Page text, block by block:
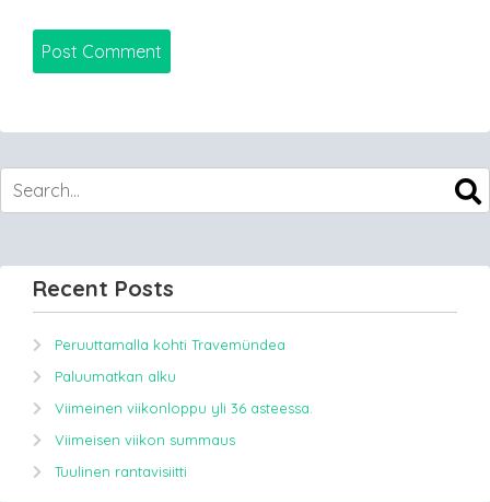
Recent Posts
Peruuttamalla kohti Travemündea
Paluumatkan alku
Viimeinen viikonloppu yli 36 asteessa.
Viimeisen viikon summaus
Tuulinen rantavisiitti